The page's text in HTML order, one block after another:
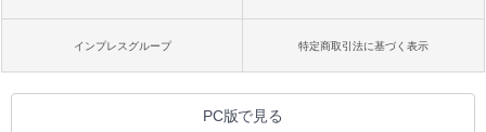
インプレスグループ 特定商取引法に基づく表示
PC版で見る